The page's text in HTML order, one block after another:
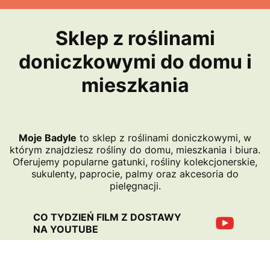
Sklep z roślinami
doniczkowymi do domu i
mieszkania
Moje Badyle to sklep z roślinami doniczkowymi, w
którym znajdziesz rośliny do domu, mieszkania i biura.
Oferujemy popularne gatunki, rośliny kolekcjonerskie,
sukulenty, paprocie, palmy oraz akcesoria do
pielęgnacji.
CO TYDZIEŃ FILM Z DOSTAWY
NA YOUTUBE